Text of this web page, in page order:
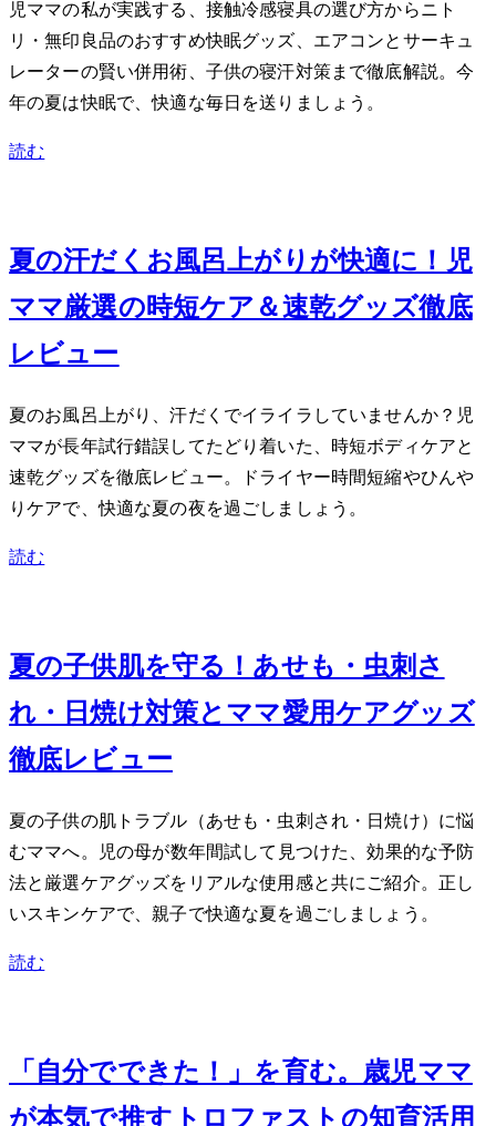
児ママの私が実践する、接触冷感寝具の選び方からニト
リ・無印良品のおすすめ快眠グッズ、エアコンとサーキュ
レーターの賢い併用術、子供の寝汗対策まで徹底解説。今
年の夏は快眠で、快適な毎日を送りましょう。
読む
夏の汗だくお風呂上がりが快適に！2児
ママ厳選の時短ケア＆速乾グッズ徹底
レビュー
夏のお風呂上がり、汗だくでイライラしていませんか？2児
ママが長年試行錯誤してたどり着いた、時短ボディケアと
速乾グッズを徹底レビュー。ドライヤー時間短縮やひんや
りケアで、快適な夏の夜を過ごしましょう。
読む
夏の子供肌を守る！あせも・虫刺さ
れ・日焼け対策とママ愛用ケアグッズ
徹底レビュー
夏の子供の肌トラブル（あせも・虫刺され・日焼け）に悩
むママへ。2児の母が数年間試して見つけた、効果的な予防
法と厳選ケアグッズをリアルな使用感と共にご紹介。正し
いスキンケアで、親子で快適な夏を過ごしましょう。
読む
「自分でできた！」を育む。3歳児ママ
が本気で推すIKEAトロファストの知育活用